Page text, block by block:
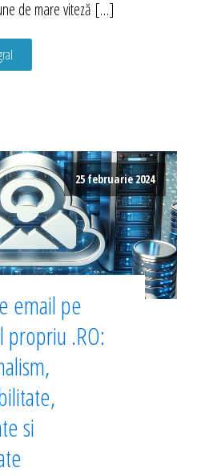
de mare viteză […]
25 februarie 2024
email pe
propriu .RO:
si